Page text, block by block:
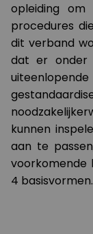
opleiding om
procedures
dit verband
dat er onder
kunnen
aan te
voorkomende
4 basisvormen.